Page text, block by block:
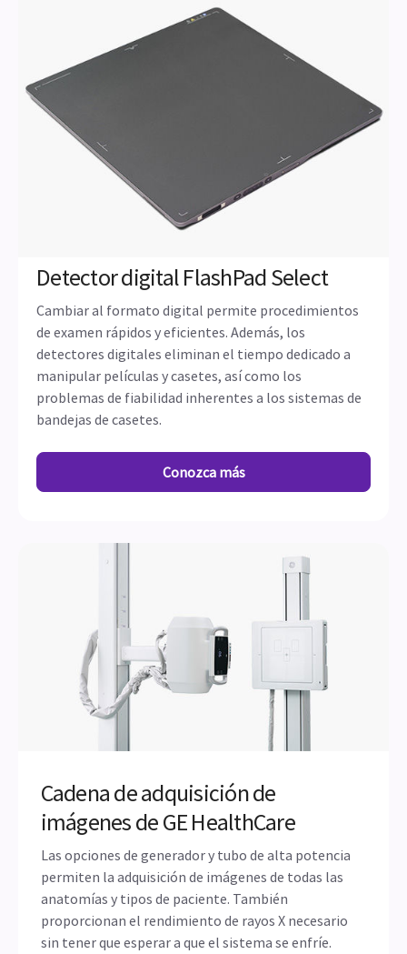
Detector digital FlashPad Select
Cambiar al formato digital permite procedimientos
de examen rápidos y eficientes. Además, los
detectores digitales eliminan el tiempo dedicado a
manipular películas y casetes, así como los
problemas de fiabilidad inherentes a los sistemas de
bandejas de casetes.
Conozca más
Cadena de adquisición de
imágenes de GE HealthCare
Las opciones de generador y tubo de alta potencia
permiten la adquisición de imágenes de todas las
anatomías y tipos de paciente. También
proporcionan el rendimiento de rayos X necesario
sin tener que esperar a que el sistema se enfríe.